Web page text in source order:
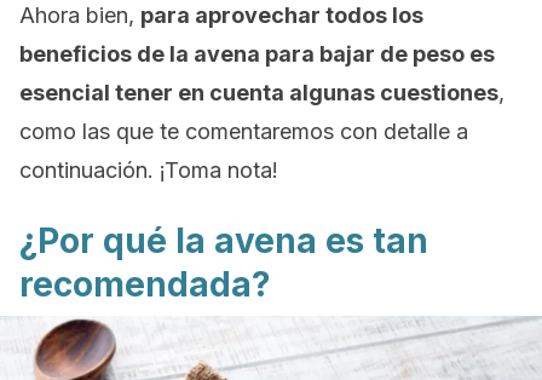
Ahora bien, para aprovechar todos los
beneficios de la avena para bajar de peso es
esencial tener en cuenta algunas cuestiones,
como las que te comentaremos con detalle a
continuación. ¡Toma nota!
¿Por qué la avena es tan
recomendada?